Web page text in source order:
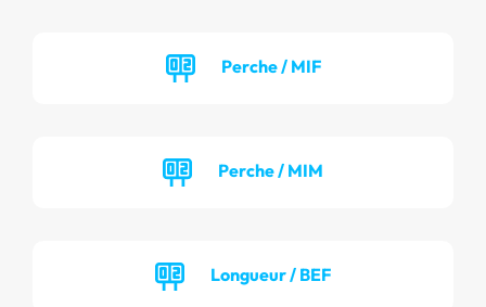
Perche / MIF
Perche / MIM
Longueur / BEF